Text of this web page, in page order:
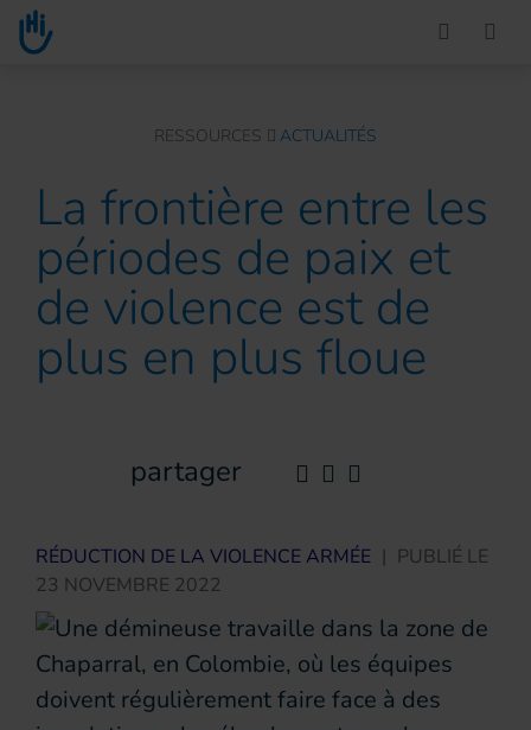
Go to main content
You are here :RESSOURCES ACTUALITÉS
La frontière entre les
périodes de paix et
de violence est de
plus en plus floue
partager
RÉDUCTION DE LA VIOLENCE ARMÉE | PUBLIÉ LE
23 NOVEMBRE 2022